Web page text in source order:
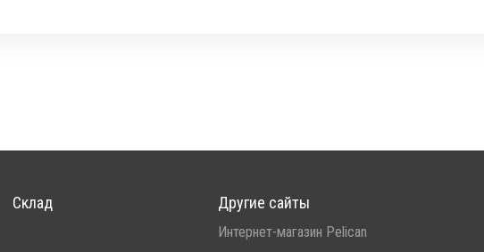
Склад Другие сайты
Интернет-магазин Pelican